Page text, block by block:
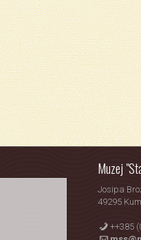
Muzej
Josipa
49295
++385